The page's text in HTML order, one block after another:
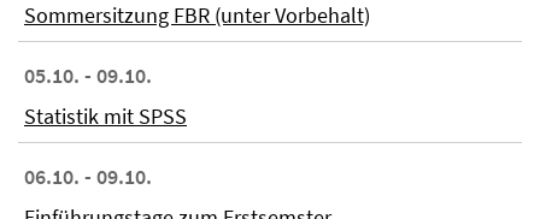
Sommersitzung FBR (unter Vorbehalt)
05.10. - 09.10.
Statistik mit SPSS
06.10. - 09.10.